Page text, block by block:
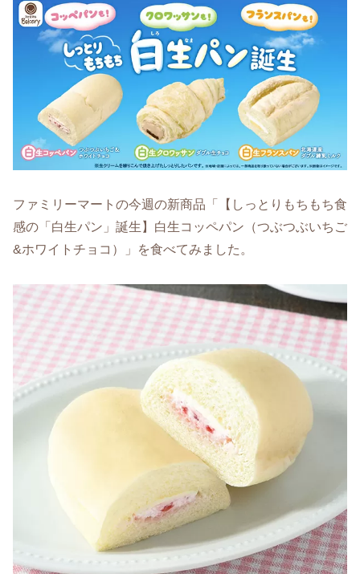
ファミリーマートの今週の新商品「【しっとりもちもち食
感の「白生パン」誕生】白生コッペパン（つぶつぶいちご
&ホワイトチョコ）」を食べてみました。